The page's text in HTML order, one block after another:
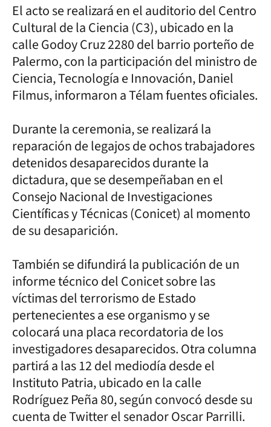
El acto se realizará en el auditorio del Centro
Cultural de la Ciencia (C3), ubicado en la
calle Godoy Cruz 2280 del barrio porteño de
Palermo, con la participación del ministro de
Ciencia, Tecnología e Innovación, Daniel
Filmus, informaron a Télam fuentes oficiales.
Durante la ceremonia, se realizará la
reparación de legajos de ochos trabajadores
detenidos desaparecidos durante la
dictadura, que se desempeñaban en el
Consejo Nacional de Investigaciones
Científicas y Técnicas (Conicet) al momento
de su desaparición.
También se difundirá la publicación de un
informe técnico del Conicet sobre las
víctimas del terrorismo de Estado
pertenecientes a ese organismo y se
colocará una placa recordatoria de los
investigadores desaparecidos. Otra columna
partirá a las 12 del mediodía desde el
Instituto Patria, ubicado en la calle
Rodríguez Peña 80, según convocó desde su
cuenta de Twitter el senador Oscar Parrilli.